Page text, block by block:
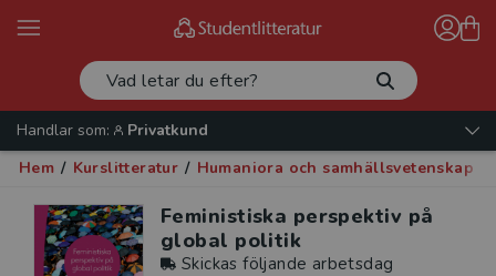
Handlar som:
Privatkund
Hem / Kurslitteratur / Humaniora och samhällsvetenskap
Feministiska perspektiv på
global politik
Skickas följande arbetsdag